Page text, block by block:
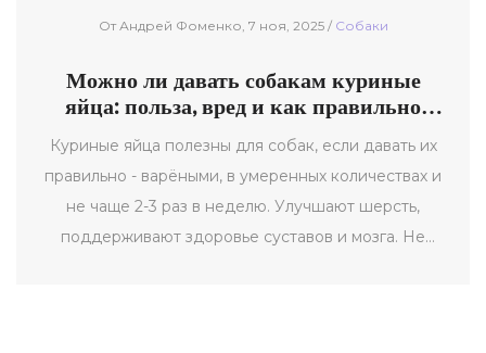
От Андрей Фоменко, 7 ноя, 2025 / Собаки
Можно ли давать собакам куриные
яйца: польза, вред и как правильно
Куриные яйца полезны для собак, если давать их
правильно - варёными, в умеренных количествах и
не чаще 2-3 раз в неделю. Улучшают шерсть,
поддерживают здоровье суставов и мозга. Не